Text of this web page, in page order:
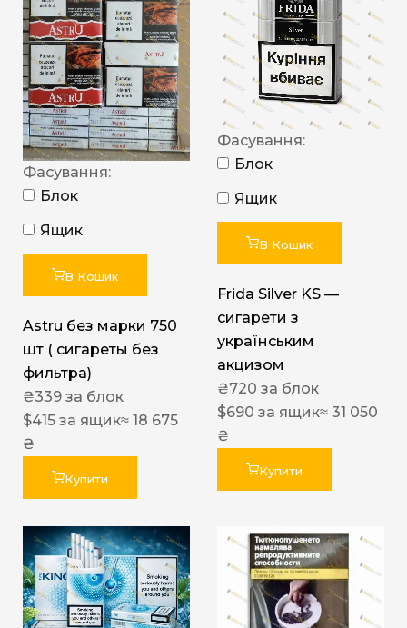
Фасування:
Блок
Ящик
В Кошик
Astru без марки 750
шт ( сигареты без
фильтра)
₴339 за блок
$415 за ящик≈ 18 675
₴
Купити
Фасування:
Блок
Ящик
В Кошик
Frida Silver KS —
сигарети з
українським
акцизом
₴720 за блок
$690 за ящик≈ 31 050
₴
Купити